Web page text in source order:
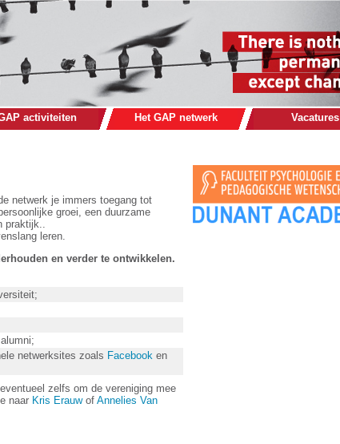
activiteiten Het GAP netwerk
Vacatures
netwerk je immers toegang tot
groei, een duurzame
praktijk..
leren.
en verder te ontwikkelen.
netwerksites zoals Facebook en
zelfs om de vereniging mee
naar Kris Erauwof Annelies Van